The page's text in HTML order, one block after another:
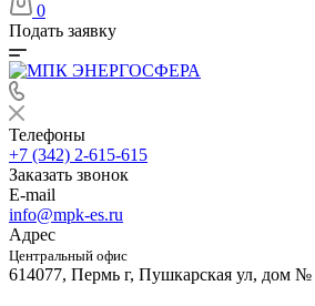
0
Подать заявку
Телефоны
+7 (342) 2-615-615
Заказать звонок
E-mail
info@mpk-es.ru
Адрес
Центральный офис
614077, Пермь г, Пушкарская ул, дом №